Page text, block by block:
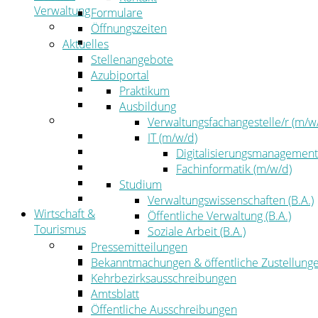
Verwaltung
Politik
Kreistag
Kreistagsinformationssystem
Bürgerinformationssystem
Wahlen
Leitbild
Der Landrat
Kommunalaufsicht
Zahlen, Daten, Fakten
Wirtschaft &
Tourismus
Wirtschaft
Wirtschaftsförderung
Gewerbeflächen und Unternehmen
Arbeitgeberservice
Mobilfunk & Breitband
Formulare
Öffnungszeiten
Aktuelles
Stellenangebote
Azubiportal
Praktikum
Ausbildung
Verwaltungsfachangestelle/r (m/
IT (m/w/d)
Fachinformatik (m/w/d)
Studium
Verwaltungswissenschaften (B.A.)
Öffentliche Verwaltung (B.A.)
Soziale Arbeit (B.A.)
Pressemitteilungen
Bekanntmachungen & öffentliche
Kehrbezirksausschreibungen
Amtsblatt
Öffentliche Ausschreibungen